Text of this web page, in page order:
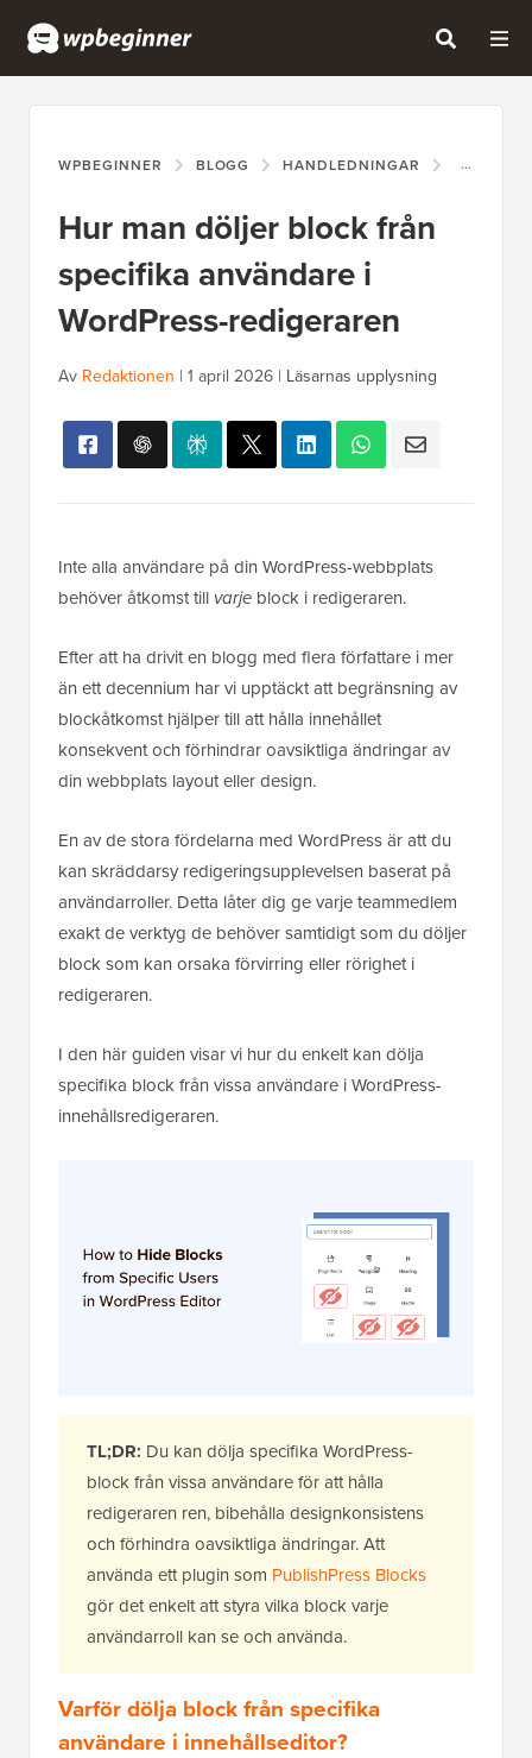
WPBEGINNER BLOGG HANDLEDNINGAR HUR
Hur man döljer block från
specifika användare i
WordPress-redigeraren
Av Redaktionen | 1 april 2026 | Läsarnas upplysning
Inte alla användare på din WordPress-webbplats
behöver åtkomst till varje block i redigeraren.
Efter att ha drivit en blogg med flera författare i mer
än ett decennium har vi upptäckt att begränsning av
blockåtkomst hjälper till att hålla innehållet
konsekvent och förhindrar oavsiktliga ändringar av
din webbplats layout eller design.
En av de stora fördelarna med WordPress är att du
kan skräddarsy redigeringsupplevelsen baserat på
användarroller. Detta låter dig ge varje teammedlem
exakt de verktyg de behöver samtidigt som du döljer
block som kan orsaka förvirring eller rörighet i
redigeraren.
I den här guiden visar vi hur du enkelt kan dölja
specifika block från vissa användare i WordPress-
innehållsredigeraren.
TL;DR: Du kan dölja specifika WordPress-
block från vissa användare för att hålla
redigeraren ren, bibehålla designkonsistens
och förhindra oavsiktliga ändringar. Att
använda ett plugin som PublishPress Blocks
gör det enkelt att styra vilka block varje
användarroll kan se och använda.
Varför dölja block från specifika
användare i innehållseditor?